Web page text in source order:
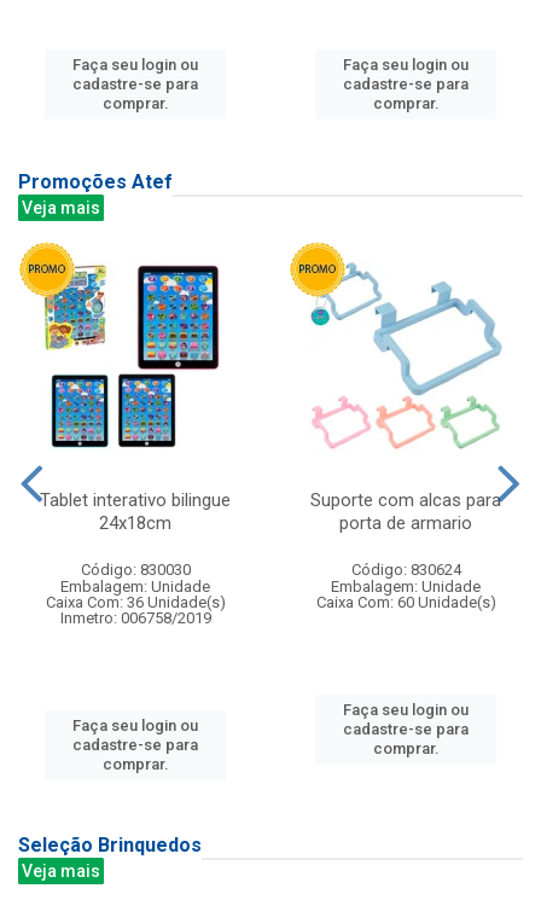
Faça seu login ou
cadastre-se para
comprar.
Faça seu login ou
cadastre-se para
comprar.
Promoções Atef
Veja mais
Tablet interativo bilingue
24x18cm
Código: 830030
Embalagem: Unidade
Caixa Com: 36 Unidade(s)
Inmetro: 006758/2019
Faça seu login ou
cadastre-se para
comprar.
Suporte com alcas para
porta de armario
Código: 830624
Embalagem: Unidade
Caixa Com: 60 Unidade(s)
Faça seu login ou
cadastre-se para
comprar.
Seleção Brinquedos
Veja mais